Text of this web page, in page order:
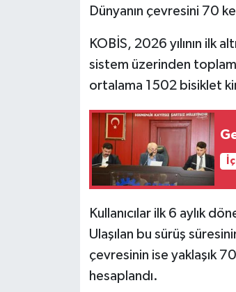
Dünyanın çevresini 70
KOBİS, 2026 yılının ilk
sistem üzerinden
ortalama 1502 bisiklet
Kullanıcılar ilk 6 aylık
Ulaşılan bu sürüş
çevresinin ise yaklaşık
hesaplandı.